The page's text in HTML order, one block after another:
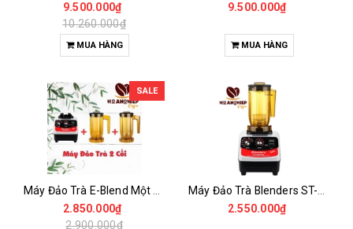
9.500.000₫
10.260.000₫
MUA HÀNG
9.500.000₫
MUA HÀNG
SALE
2.850.000₫
2.900.000₫
2.550.000₫